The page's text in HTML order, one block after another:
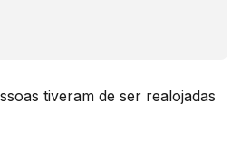
tiveram de ser realojadas